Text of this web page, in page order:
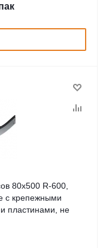
80x500 R-600,
пластинами, не